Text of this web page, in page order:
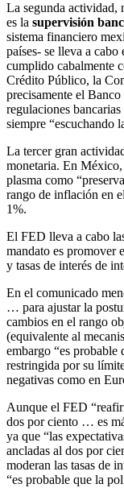
La segunda actividad,
es la supervisión
sistema financiero
países- se lleva a
cumplido cabalmente
Crédito Público, la
precisamente el
regulaciones
siempre “escuchando
La tercer gran
monetaria. En
plasma como
rango de inflación en
1%.
El FED lleva a cabo
mandato es promover
y tasas de interés de
En el comunicado
… para ajustar la
cambios en el rango
(equivalente al
embargo “es probable
restringida por su
negativas como en
Aunque el FED
dos por ciento … es
ya que “las
ancladas al dos por
moderan las tasas de
“es probable que la